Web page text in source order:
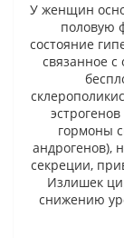
У женщин
половую
состояние
связанное с
гормоны
андрогенов),
секреции,
Излишек
снижению